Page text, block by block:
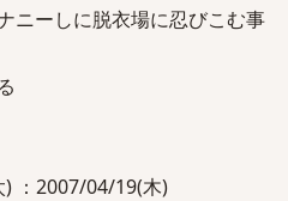
ニーしに脱衣場に忍びこむ事
) ：2007/04/19(木)